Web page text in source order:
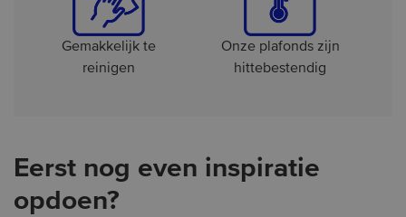
Gemakkelijk te
reinigen
Onze plafonds zijn
hittebestendig
Eerst nog even inspiratie
opdoen?